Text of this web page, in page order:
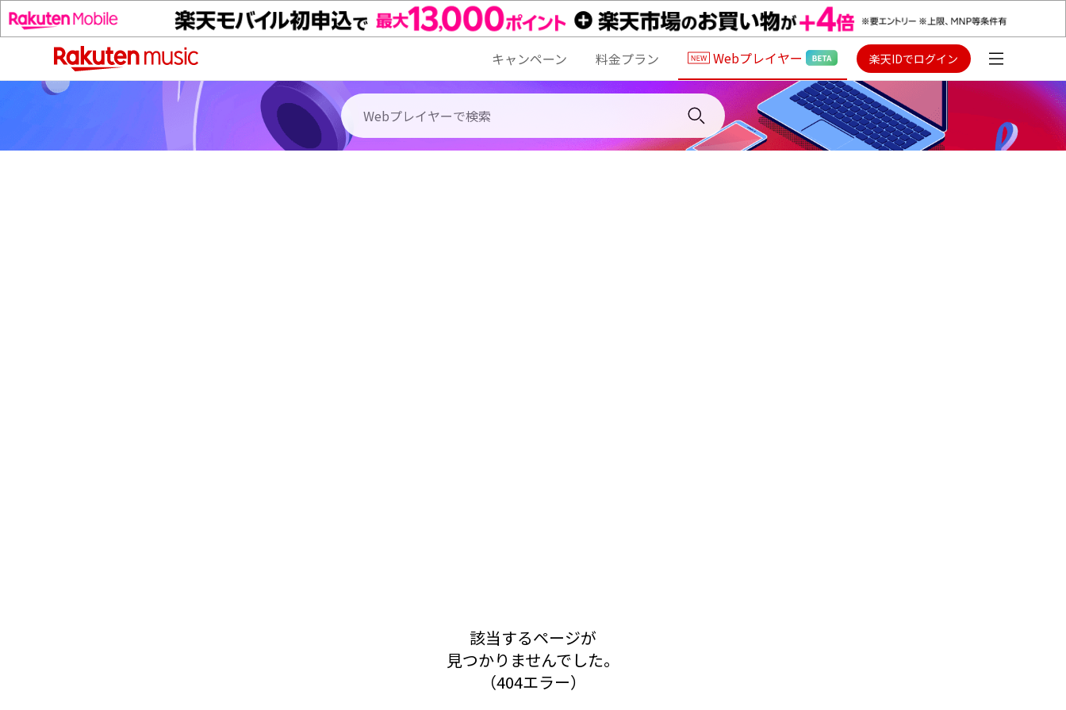
キャンペーン 料金プラン Webプレイヤー 楽天IDでログイン
該当するページが
見つかりませんでした。
（404エラー）